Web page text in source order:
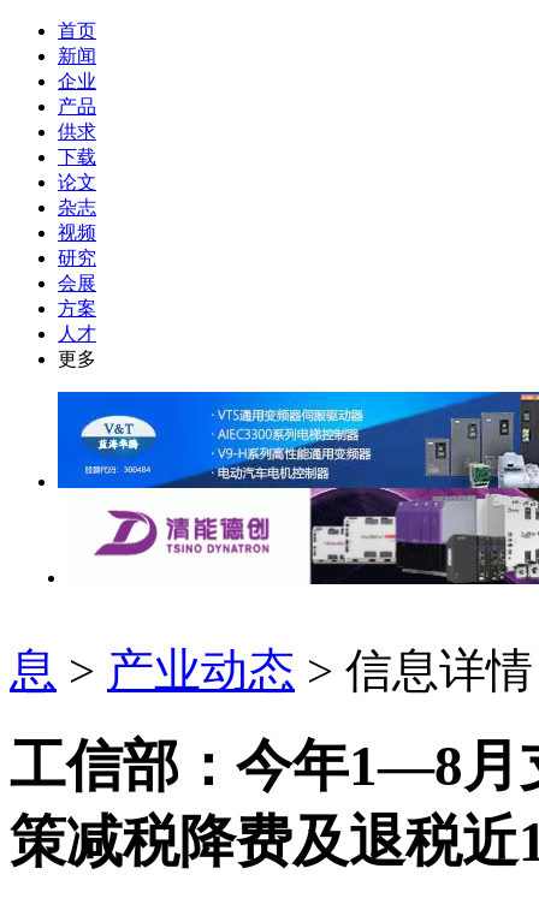
首页
新闻
企业
产品
供求
下载
论文
杂志
视频
研究
会展
方案
人才
更多
息 > 产业动态 > 信息详情
工信部：今年1—8月
策减税降费及退税近